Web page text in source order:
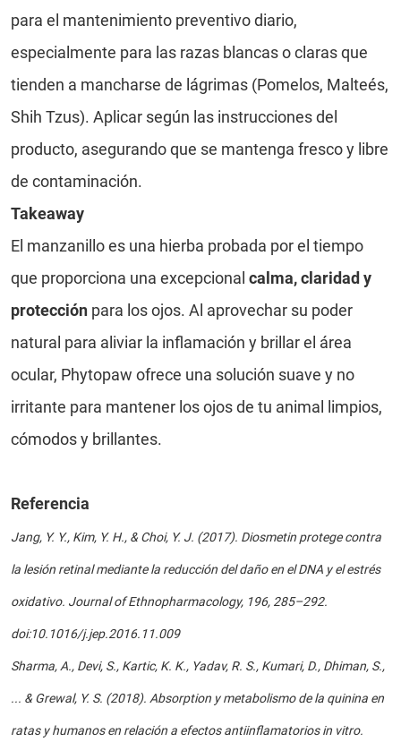
para el mantenimiento preventivo diario,
especialmente para las razas blancas o claras que
tienden a mancharse de lágrimas (Pomelos, Malteés,
Shih Tzus). Aplicar según las instrucciones del
producto, asegurando que se mantenga fresco y libre
de contaminación.
Takeaway
El manzanillo es una hierba probada por el tiempo
que proporciona una excepcional calma, claridad y
protección para los ojos. Al aprovechar su poder
natural para aliviar la inflamación y brillar el área
ocular, Phytopaw ofrece una solución suave y no
irritante para mantener los ojos de tu animal limpios,
cómodos y brillantes.
Referencia
Jang, Y. Y., Kim, Y. H., & Choi, Y. J. (2017). Diosmetin protege contra
la lesión retinal mediante la reducción del daño en el DNA y el estrés
oxidativo. Journal of Ethnopharmacology, 196, 285–292.
doi:10.1016/j.jep.2016.11.009
Sharma, A., Devi, S., Kartic, K. K., Yadav, R. S., Kumari, D., Dhiman, S.,
... & Grewal, Y. S. (2018). Absorption y metabolismo de la quinina en
ratas y humanos en relación a efectos antiinflamatorios in vitro.